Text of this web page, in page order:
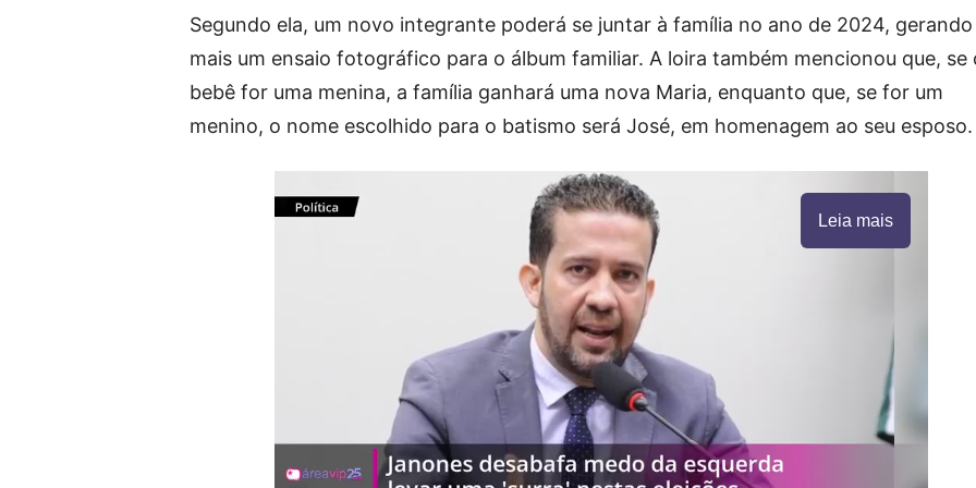
Segundo ela, um novo integrante poderá se juntar à família no ano de 2024, gerando
mais um ensaio fotográfico para o álbum familiar. A loira também mencionou que, se
bebê for uma menina, a família ganhará uma nova Maria, enquanto que, se for um
menino, o nome escolhido para o batismo será José, em homenagem ao seu esposo.
Leia mais